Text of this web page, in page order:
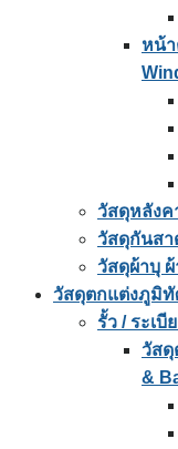
หน้า
วัสดุหลังค
วัสดุกันสา
วัสดุผ้าบุ
วัสดุตกแต่งภูมิทั
รั้ว / ระเบี
วัสดุ
&